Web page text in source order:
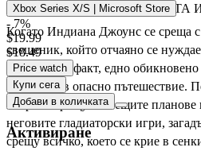
МИСТЕРИИТЕ НА РИМСКАТА
Когато Индиана Джоунс се среща
свещеник, който отчаяно се
римски артефакт, едно
превръща в опасно пътешествие.
изправи срещу зловещите
неговите гладиаторски игри,
срещу всичко, което се крие в
Xbox Series X/S | Microsoft Store
- 7%
$19.99
$18.49
Price watch
Купи сега
Добави в количката
Активиране